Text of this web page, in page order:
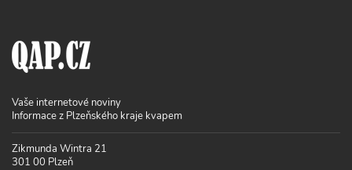
Vaše internetové noviny
Informace z Plzeňského kraje kvapem
Zikmunda Wintra 21
301 00 Plzeň